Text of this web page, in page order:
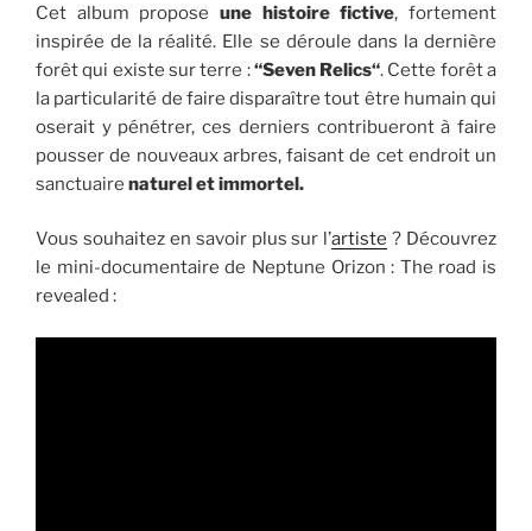
Cet album propose une histoire fictive, fortement
inspirée de la réalité. Elle se déroule dans la dernière
forêt qui existe sur terre :“Seven Relics“. Cette forêt a
la particularité de faire disparaître tout être humain qui
oserait y pénétrer, ces derniers contribueront à faire
pousser de nouveaux arbres, faisant de cet endroit un
sanctuaire naturel et immortel.
Vous souhaitez en savoir plus sur l’artiste ? Découvrez
le mini-documentaire de Neptune Orizon : The road is
revealed :